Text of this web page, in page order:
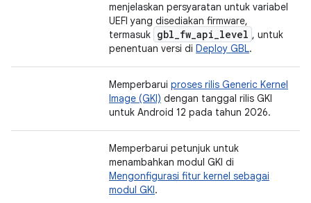
menjelaskan persyaratan untuk variabel
UEFI yang disediakan firmware,
termasuk gbl_fw_api_level , untuk
penentuan versi di Deploy GBL.
Memperbarui proses rilis Generic Kernel
Image (GKI) dengan tanggal rilis GKI
untuk Android 12 pada tahun 2026.
Memperbarui petunjuk untuk
menambahkan modul GKI di
Mengonfigurasi fitur kernel sebagai
modul GKI.